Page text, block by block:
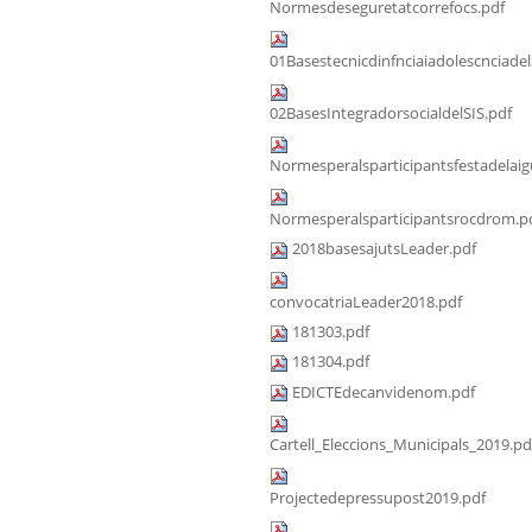
Normesdeseguretatcorrefocs.pdf
02BasesIntegradorsocialdelSIS.pdf
2018basesajutsLeader.pdf
convocatriaLeader2018.pdf
181303.pdf
181304.pdf
EDICTEdecanvidenom.pdf
Projectedepressupost2019.pdf